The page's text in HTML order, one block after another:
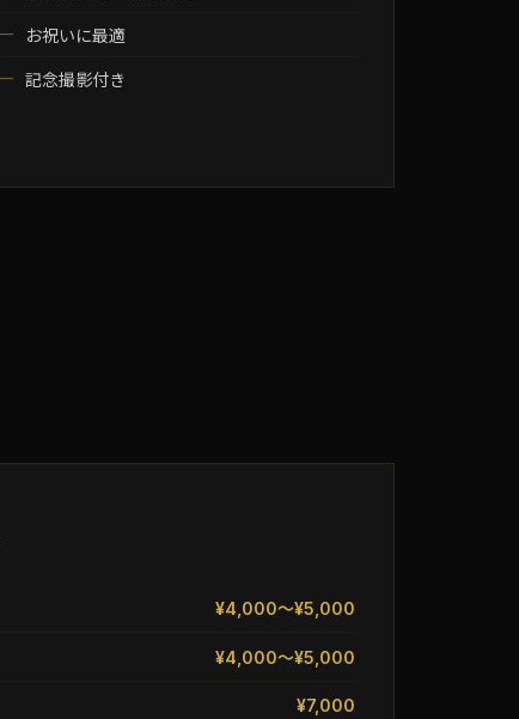
お祝いに最適
記念撮影付き
¥4,000〜¥5,000
¥4,000〜¥5,000
¥7,000